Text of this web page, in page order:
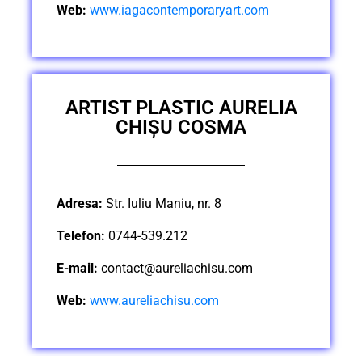
Web: www.iagacontemporaryart.com
ARTIST PLASTIC AURELIA
CHIȘU COSMA
Adresa: Str. Iuliu Maniu, nr. 8
Telefon: 0744-539.212
E-mail: contact@aureliachisu.com
Web: www.aureliachisu.com